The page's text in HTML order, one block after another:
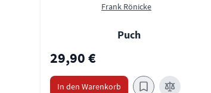
Frank Rönicke
Puch
29,90 €
In den Warenkorb